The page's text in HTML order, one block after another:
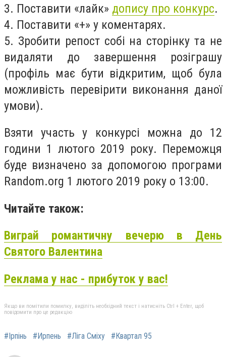
3. Поставити «лайк» допису про конкурс.
4. Поставити «+» у коментарях.
5. Зробити репост собі на сторінку та не
видаляти до завершення розіграшу
(профіль має бути відкритим, щоб була
можливість перевірити виконання даної
умови).
Взяти участь у конкурсі можна до 12
години 1 лютого 2019 року. Переможця
буде визначено за допомогою програми
Random.org 1 лютого 2019 року о 13:00.
Читайте також:
Виграй романтичну вечерю в День
Святого Валентина
Реклама у нас - прибуток у вас!
Якщо ви помітили помилку, виділіть необхідний текст і натисніть Ctrl + Enter, щоб
повідомити про це редакцію
#Ірпінь #Ирпень #Ліга Сміху #Квартал 95